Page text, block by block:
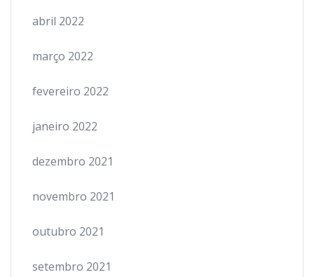
abril 2022
março 2022
fevereiro 2022
janeiro 2022
dezembro 2021
novembro 2021
outubro 2021
setembro 2021